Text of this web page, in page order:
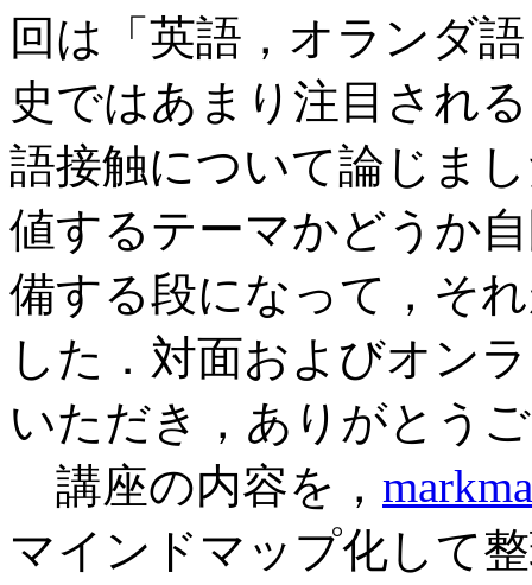
回は「英語，オランダ
史ではあまり注目され
語接触について論じま
値するテーマかどうか
備する段になって，そ
した．対面およびオン
いただき，ありがとう
講座の内容を，
マインドマップ化して